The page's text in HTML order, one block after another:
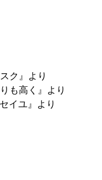
ク』より
も高く』より
イユ』より